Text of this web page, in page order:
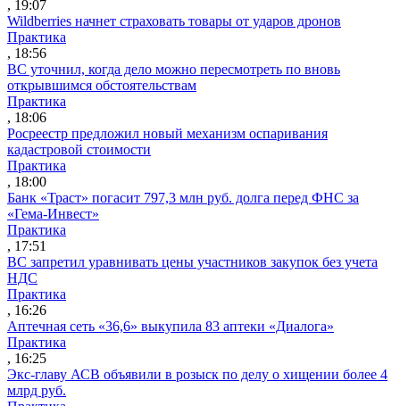
, 19:07
Wildberries начнет страховать товары от ударов дронов
Практика
, 18:56
ВС уточнил, когда дело можно пересмотреть по вновь
открывшимся обстоятельствам
Практика
, 18:06
Росреестр предложил новый механизм оспаривания
кадастровой стоимости
Практика
, 18:00
Банк «Траст» погасит 797,3 млн руб. долга перед ФНС за
«Гема-Инвест»
Практика
, 17:51
ВС запретил уравнивать цены участников закупок без учета
НДС
Практика
, 16:26
Аптечная сеть «36,6» выкупила 83 аптеки «Диалога»
Практика
, 16:25
Экс-главу АСВ объявили в розыск по делу о хищении более 4
млрд руб.